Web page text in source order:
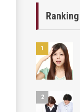
Ranking